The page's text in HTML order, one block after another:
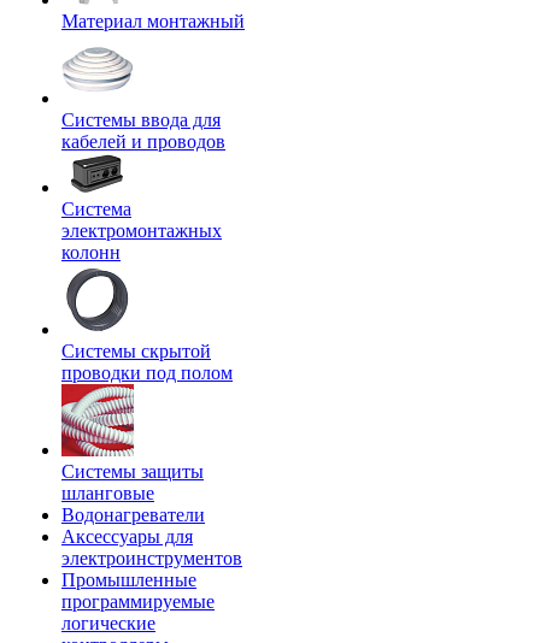
Материал монтажный
Системы ввода для
кабелей и проводов
Система
электромонтажных
колонн
Системы скрытой
проводки под полом
Системы защиты
шланговые
Водонагреватели
Аксессуары для
электроинструментов
Промышленные
программируемые
логические